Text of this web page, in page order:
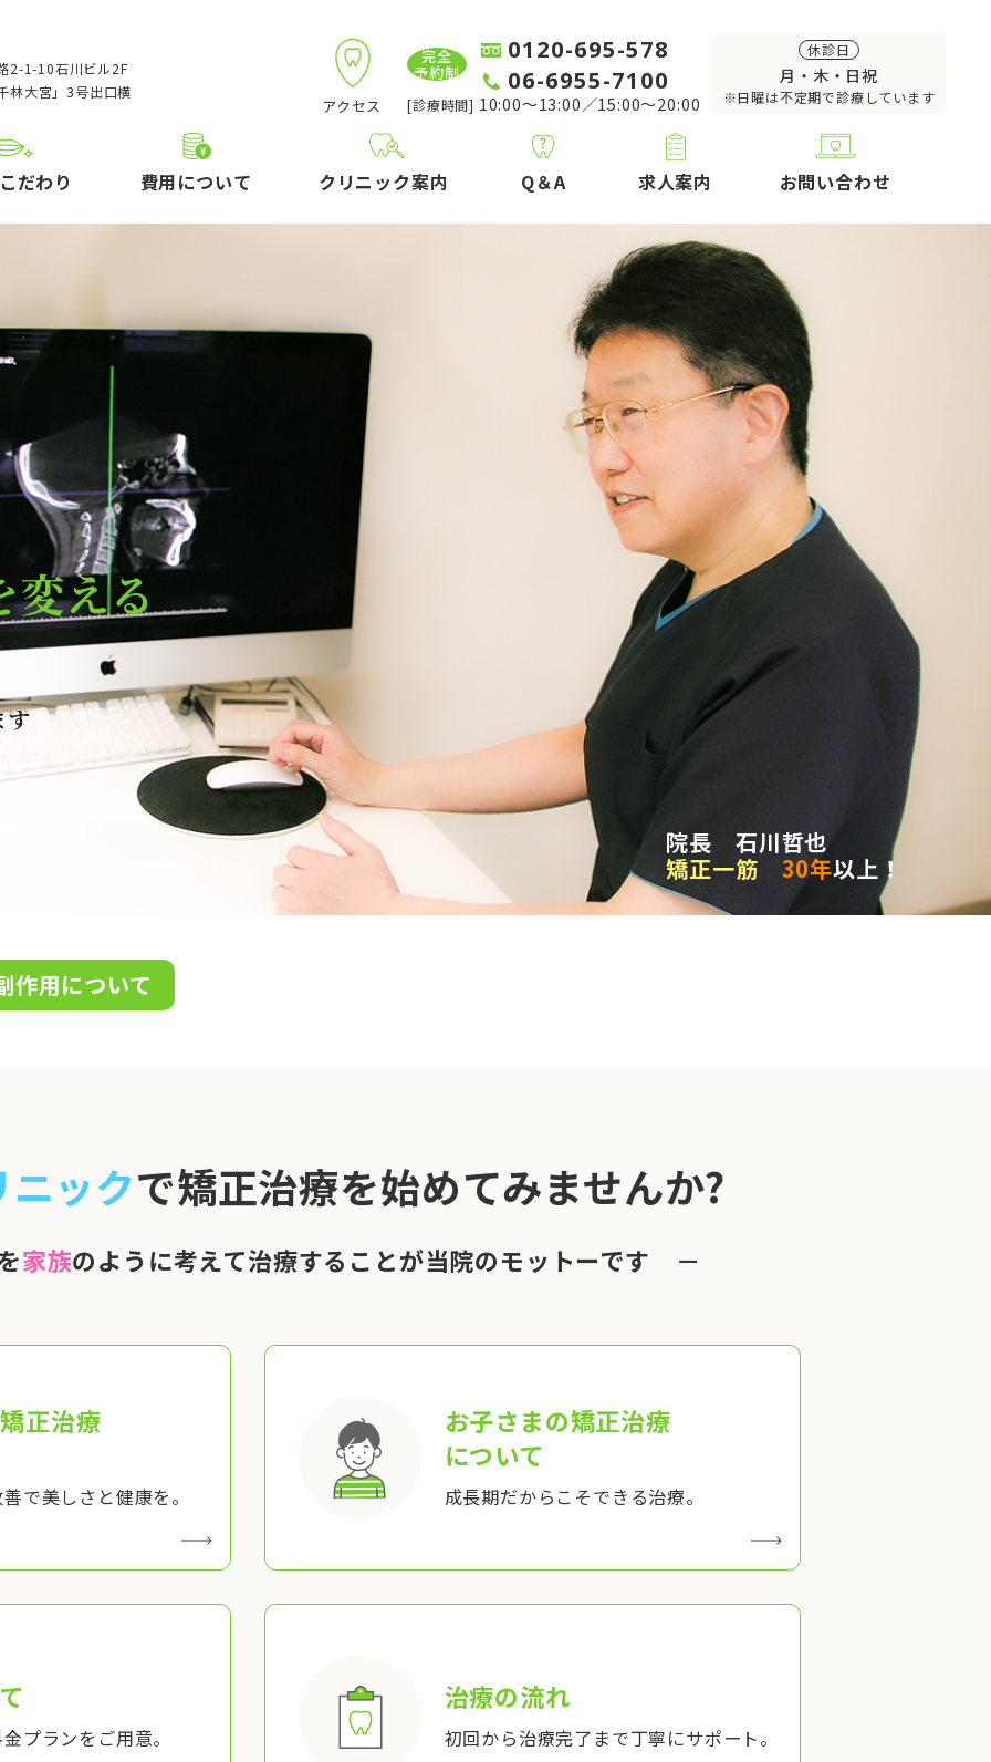
2-1-10石川ビル2F
林大宮」3号出口横
アクセス
完全
予約制
0120-695-578
06-6955-7100
[診療時間] 10:00～13:00／15:00～20:00
休診日
月・木・日祝
※日曜は不定期で診療しています
だわり 費用について クリニック案内 Q＆A 求人案内 お問い合わせ
変える
す
院長 石川哲也
矯正一筋
30年以上！
作用について
ックで矯正治療を始めてみませんか?
家族のように考えて治療することが当院のモットーです －
正治療
で美しさと健康を。
お子さまの矯正治療
について
成長期だからこそできる治療。
プランをご用意。
治療の流れ
初回から治療完了まで丁寧にサポート。